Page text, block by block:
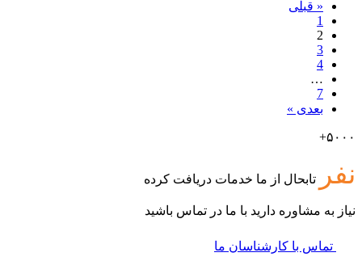
« قبلی
1
2
3
4
…
7
بعدی »
۵۰۰۰+
نفر تابحال از ما خدمات دریافت کرده
نیاز به مشاوره دارید با ما در تماس باشید
تماس با کارشناسان ما